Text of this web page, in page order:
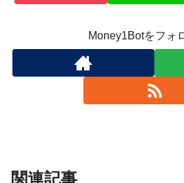
Money1Botをフォ
関連記事